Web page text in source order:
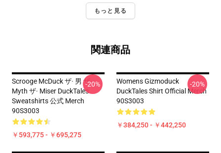
もっと見る
関連商品
Scrooge McDuck ザ· 男 ザ·
Myth ザ· Miser DuckTales
Sweatshirts 公式 Merch
90S3003
￥593,775 - ￥695,275
-20%
Womens Gizmoduck
DuckTales Shirt Official Merch
90S3003
￥384,250 - ￥442,250
-20%